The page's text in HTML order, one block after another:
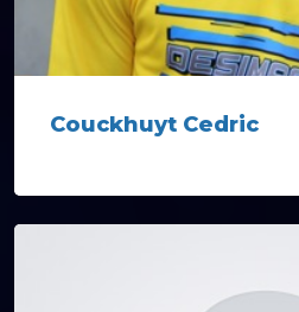
Couckhuyt Cedric